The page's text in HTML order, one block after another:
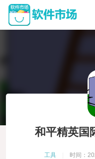
和平精英国
工具 时间：